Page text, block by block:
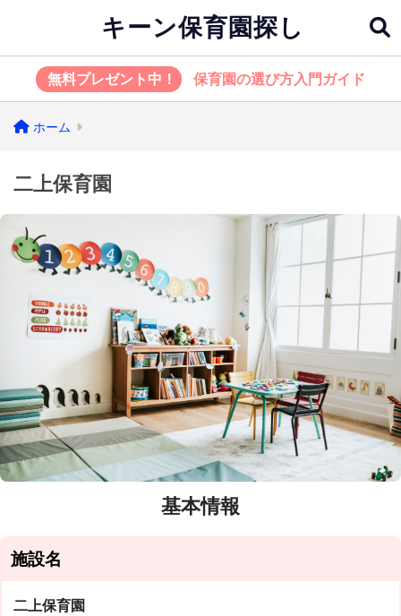
キーン保育園探し
無料プレゼント中！ 保育園の選び方入門ガイド
ホーム
二上保育園
基本情報
施設名
二上保育園